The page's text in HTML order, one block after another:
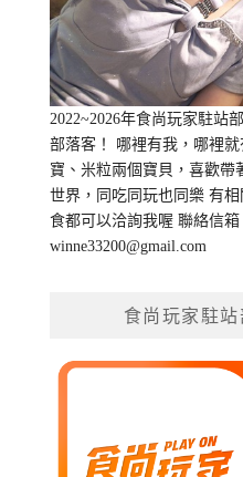
2022~2026年食尚玩家駐站
部落客！ 哪裡有我，哪裡
寶、米粒兩個寶貝，喜歡帶
世界，同吃同玩也同樂 有
食都可以洽詢我喔 聯絡信箱
winne33200@gmail.com
食尚玩家駐